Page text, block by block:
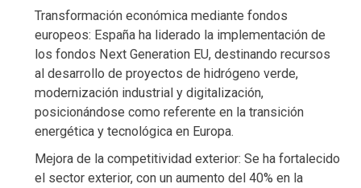
Transformación económica mediante fondos
europeos: España ha liderado la implementación de
los fondos Next Generation EU, destinando recursos
al desarrollo de proyectos de hidrógeno verde,
modernización industrial y digitalización,
posicionándose como referente en la transición
energética y tecnológica en Europa. ​
Mejora de la competitividad exterior: Se ha fortalecido
el sector exterior, con un aumento del 40% en la